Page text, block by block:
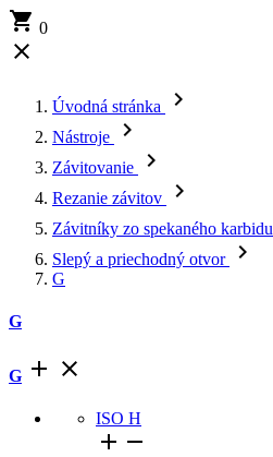
 0

Úvodná stránka 
Nástroje 
Závitovanie 
Rezanie závitov 
Závitníky zo spekaného karbidu
Slepý a priechodný otvor 
G
G
G  
ISO H
 